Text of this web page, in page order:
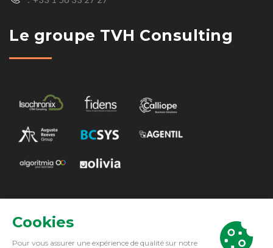
Le groupe TVH Consulting